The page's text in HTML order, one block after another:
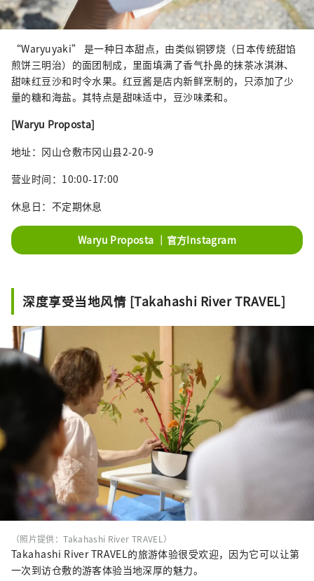
“Waryuyaki” 是一种日本甜点，由类似铜锣烧（日本传统甜馅
煎饼三明治）的面团制成，里面填满了香气扑鼻的抹茶冰淇淋、
甜味红豆沙和时令水果。红豆酱是店内新鲜烹制的，只添加了少
量的糖和海盐。其特点是甜味适中，豆沙味柔和。
[Waryu Proposta]
地址：冈山仓敷市冈山县2-20-9
营业时间：10:00-17:00
休息日：不定期休息
Waryu Proposta ｜官方Instagram
深度享受当地风情 [Takahashi River TRAVEL]
（照片提供：Takahashi River TRAVEL）
Takahashi River TRAVEL的旅游体验很受欢迎，因为它可以让第
一次到访仓敷的游客体验当地深厚的魅力。